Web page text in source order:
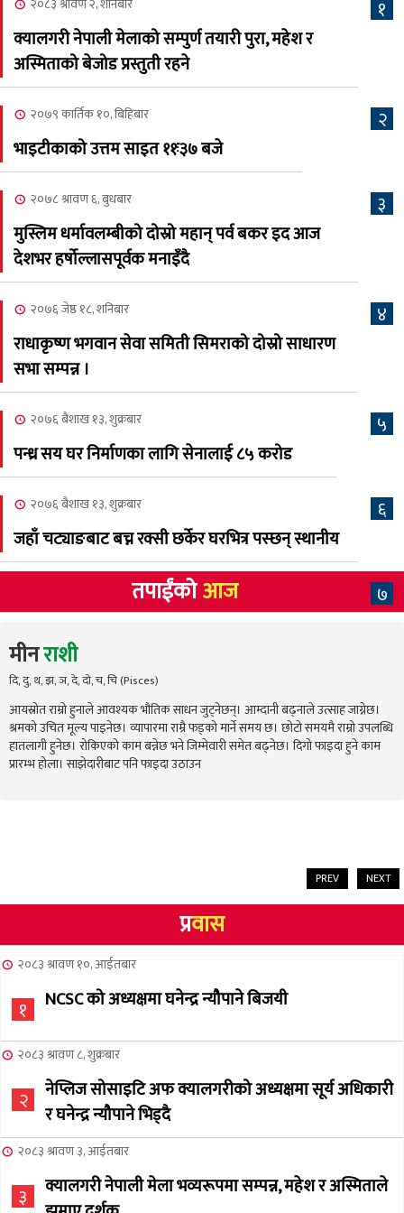
२०८३ श्रावण ६, बुधबार
कामना खबर पत्रिका
७ क्यालगरी नेपाली मेला
२०८३ श्रावण २, शनिबार
८
क्यालगरी नेपाली मेलाको
अस्मिताको बेजोड प्रस्तुती रहने
१
क्यालगरी नेपाली मेलाको सम्पुर्ण तयारी पुरा, महेश र
अस्मिताको बेजोड प्रस्तुती रहने
२
२०७९ कार्तिक १०, बिहिबार
भाइटीकाको उत्तम साइत ११ः३७ बजे
३
२०७८ श्रावण ६, बुधबार
मुस्लिम धर्मावलम्बीको दोस्रो महान् पर्व बकर इद आज
देशभर हर्षोल्लासपूर्वक मनाइँदै
४
२०७६ जेष्ठ १८, शनिबार
राधाकृष्ण भगवान सेवा समिती सिमराको दोस्रो साधारण
सभा सम्पन्न ।
५
२०७६ बैशाख १३, शुक्रबार
पन्ध्र सय घर निर्माणका लागि सेनालाई ८५ करोड
६
२०७६ बैशाख १३, शुक्रबार
जहाँ चट्याङबाट बच्न रक्सी छर्केर घरभित्र पस्छन् स्थानीय
७
तपाईंकोआज
मीनराशी
दि, दु, थ, झ, ञ, दे, दो, च, चि (Pisces)
आयस्रोत राम्रो हुनाले आवश्यक भौतिक साधन जुट्नेछन्। आम्दानी बढ्नाले उत्साह जाग्नेछ।
श्रमको उचित मूल्य पाइनेछ। व्यापारमा राम्रै फड्को मार्ने समय छ। छोटो समयमै राम्रो उपलब्धि
हातलागी हुनेछ। रोकिएको काम बन्नेछ भने जिम्मेवारी समेत बढ्नेछ। दिगो फाइदा हुने काम
प्रारम्भ होला। साझेदारीबाट पनि फाइदा उठाउन
PREV NEXT
प्रवास
२०८३ श्रावण १०, आईतबार
१ NCSC को अध्यक्षमा घनेन्द्र न्यौपाने बिजयी
२०८३ श्रावण ८, शुक्रबार
२
नेप्लिज सोसाइटि अफ क्यालगरीको अध्यक्षमा सूर्य अधिकारी
र घनेन्द्र न्यौपाने भिड्दै
२०८३ श्रावण ३, आईतबार
३
क्यालगरी नेपाली मेला भव्यरूपमा सम्पन्न, महेश र अस्मिताले